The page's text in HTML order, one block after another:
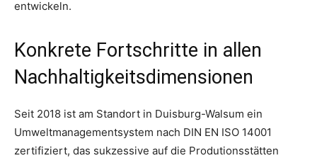
entwickeln.
Konkrete Fortschritte in allen
Nachhaltigkeitsdimensionen
Seit 2018 ist am Standort in Duisburg-Walsum ein
Umweltmanagementsystem nach DIN EN ISO 14001
zertifiziert, das sukzessive auf die Produtionsstätten